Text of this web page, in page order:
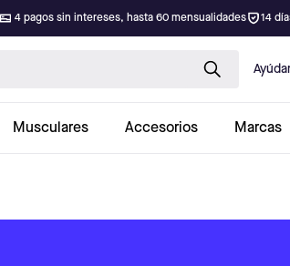
4 pagos sin intereses, hasta 60 mensualidades 14
Musculares Accesorios Marcas